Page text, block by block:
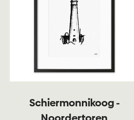
Schiermonnikoog -